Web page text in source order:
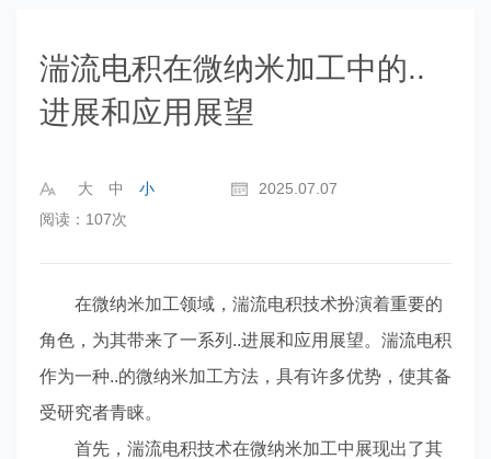
湍流电积在微纳米加工中的..
进展和应用展望
大 中 小
2025.07.07
阅读：107次
在微纳米加工领域，湍流电积技术扮演着重要的
角色，为其带来了一系列..进展和应用展望。湍流电积
作为一种..的微纳米加工方法，具有许多优势，使其备
受研究者青睐。
首先，湍流电积技术在微纳米加工中展现出了其